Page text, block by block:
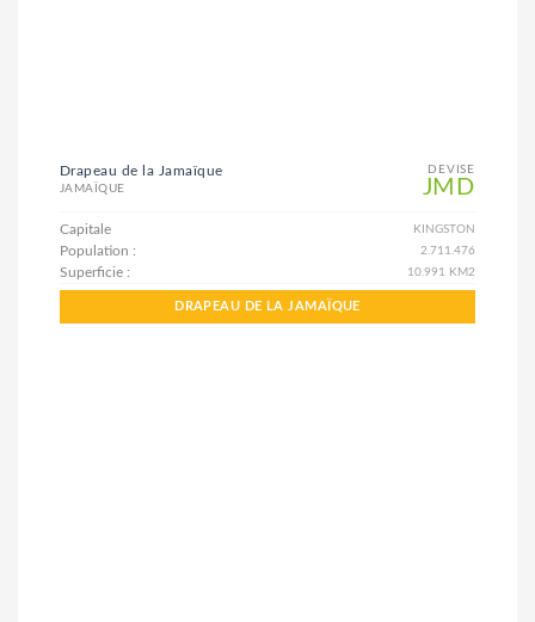
DEVISE
JMD
Drapeau de la Jamaïque
JAMAÏQUE
Capitale KINGSTON
Population : 2.711.476
Superficie : 10.991 KM2
DRAPEAU DE LA JAMAÏQUE